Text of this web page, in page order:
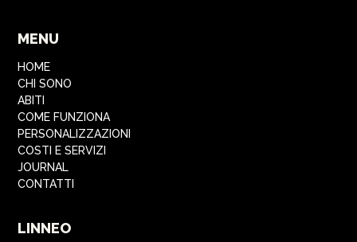
MENU
HOME
CHI SONO
ABITI
COME FUNZIONA
PERSONALIZZAZIONI
COSTI E SERVIZI
JOURNAL
CONTATTI
LINNEO